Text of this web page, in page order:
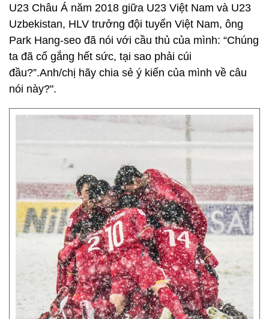
U23 Châu Á năm 2018 giữa U23 Việt Nam và U23
Uzbekistan, HLV trưởng đội tuyển Việt Nam, ông
Park Hang-seo đã nói với cầu thủ của mình: “Chúng
ta đã cố gắng hết sức, tại sao phải cúi
đầu?”.Anh/chị hãy chia sẻ ý kiến của mình về câu
nói này?".